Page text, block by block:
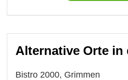
Alternative Orte in
Bistro 2000, Grimmen